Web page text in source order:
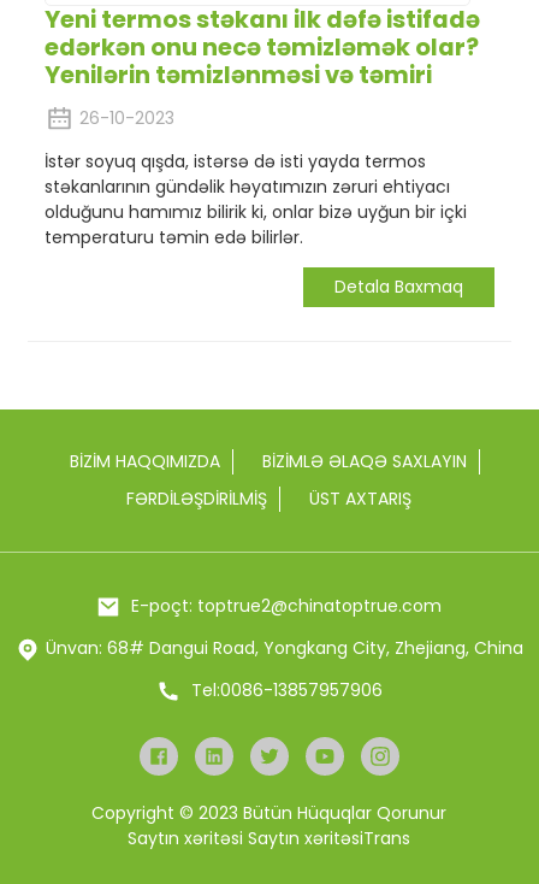
Yeni termos stəkanı ilk dəfə istifadə
edərkən onu necə təmizləmək olar?
Yenilərin təmizlənməsi və təmiri
26-10-2023
İstər soyuq qışda, istərsə də isti yayda termos
stəkanlarının gündəlik həyatımızın zəruri ehtiyacı
olduğunu hamımız bilirik ki, onlar bizə uyğun bir içki
temperaturu təmin edə bilirlər.
Detala Baxmaq
BIZIM HAQQIMIZDA
BIZIMLƏ ƏLAQƏ SAXLAYIN
FƏRDILƏŞDIRILMIŞ
ÜST AXTARIŞ
E-poçt: toptrue2@chinatoptrue.com
Ünvan: 68# Dangui Road, Yongkang City, Zhejiang, China
Tel:0086-13857957906
Copyright © 2023 Bütün Hüquqlar Qorunur
Saytın xəritəsi Saytın xəritəsiTrans